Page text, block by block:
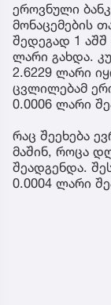
ეროვნული
მონაცემების
შედეგად 1
ლარი გახდა.
2.6229 ლარი
ცვლილებამ
0.0006 ლარი
რაც შეეხება
მაშინ, როცა
შეადგენდა.
0.0004 ლარი